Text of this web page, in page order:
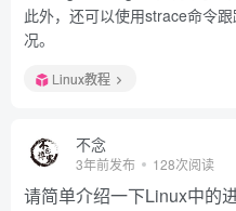
此外，还可以使用strace命令
况。
Linux教程
不念
3年前发布 128次阅读
请简单介绍一下Linux中的